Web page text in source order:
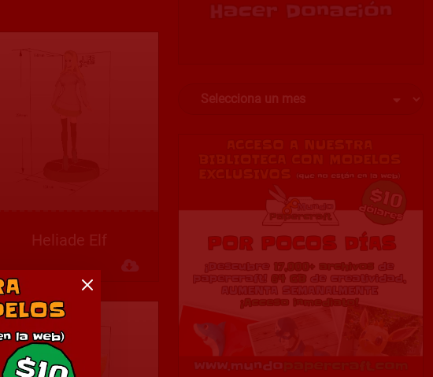
Heliade Elf